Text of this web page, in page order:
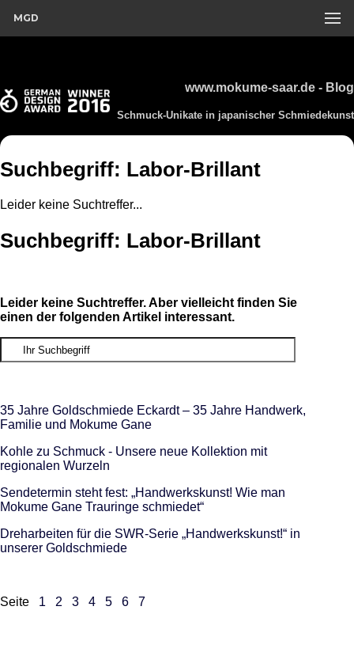
MGD
www.mokume-saar.de - Blog
Schmuck-Unikate in japanischer Schmiedekunst
Suchbegriff: Labor-Brillant
Leider keine Suchtreffer...
Suchbegriff: Labor-Brillant
Leider keine Suchtreffer. Aber vielleicht finden Sie
einen der folgenden Artikel interessant.
35 Jahre Goldschmiede Eckardt – 35 Jahre Handwerk,
Familie und Mokume Gane
Kohle zu Schmuck - Unsere neue Kollektion mit
regionalen Wurzeln
Sendetermin steht fest: „Handwerkskunst! Wie man
Mokume Gane Trauringe schmiedet“
Dreharbeiten für die SWR-Serie „Handwerkskunst!“ in
unserer Goldschmiede
Seite 1 2 3 4 5 6 7